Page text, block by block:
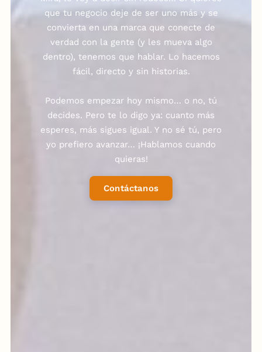
que tu negocio deje de ser uno más y se
convierta en una marca que conecte de
verdad con la gente (y les mueva algo
dentro), tenemos que hablar. Lo hacemos
fácil, directo y sin historias.
Podemos empezar hoy mismo… o no, tú
decides. Pero te lo digo ya: cuanto más
esperes, más sigues igual. Y no sé tú, pero
yo prefiero avanzar… ¡Hablamos cuando
quieras!
Contáctanos